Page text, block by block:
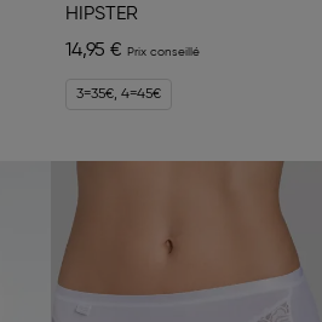
HIPSTER
14,95 €
3=35€, 4=45€